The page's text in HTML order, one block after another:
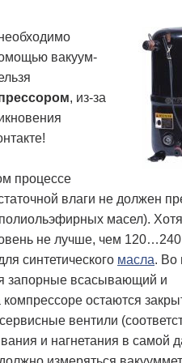
вакуум-
, из-за
процессе
влаги не должен
масел).
не лучше, чем
синтетического масла. Во
запорные всасывающий и
компрессоре остаются
вентили
и нагнетания в самой